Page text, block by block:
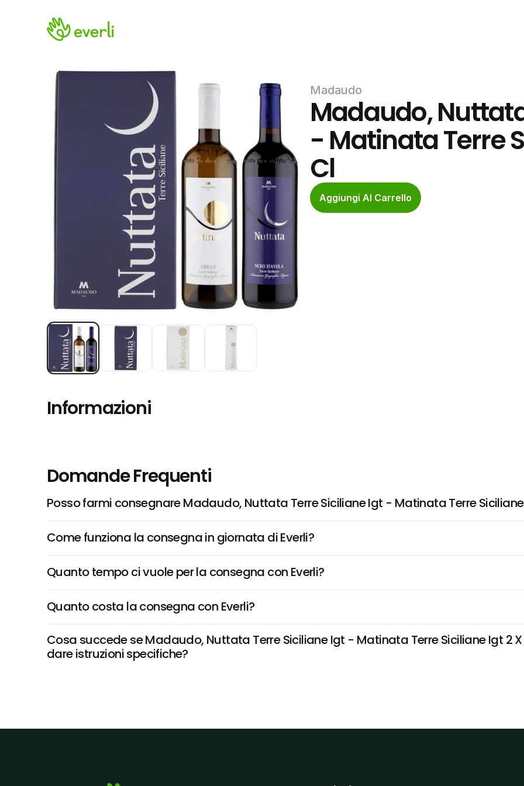
Madaudo
Madaudo,
- Matinata Terre
Cl
Aggiungi Al Carrello
Informazioni
Domande Frequenti
Posso farmi consegnare Madaudo, Nuttata Terre Siciliane Igt - Matinata Terre Siciliane
Come funziona la consegna in giornata di Everli?
Quanto tempo ci vuole per la consegna con Everli?
Quanto costa la consegna con Everli?
Cosa succede se Madaudo, Nuttata Terre Siciliane Igt - Matinata Terre Siciliane Igt 2
dare istruzioni specifiche?